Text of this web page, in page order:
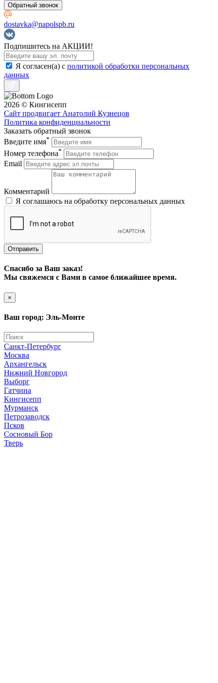
Обратный звонок
dostavka@napolspb.ru
Подпишитесь на АКЦИИ!
Я согласен(a) с политикой обработки персональных
данных
2026 © Кингисепп
Сайт продвигает Анатолий Кузнецов
Политика конфиденциальности
Заказать обратный звонок
Введите имя*
Номер телефона*
Email
Комментарий
Я соглашаюсь на обработку персональных данных
Отправить
Спасибо за Ваш заказ!
Мы свяжемся с Вами в самое ближайшее время.
×
Ваш город: Эль-Монте
Санкт-Петербург
Москва
Архангельск
Нижний Новгород
Выборг
Гатчина
Кингисепп
Мурманск
Петрозаводск
Псков
Сосновый Бор
Тверь